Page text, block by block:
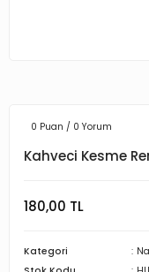
0 Puan / 0 Yorum
Kahveci Kesme
180,00 TL
Kategori